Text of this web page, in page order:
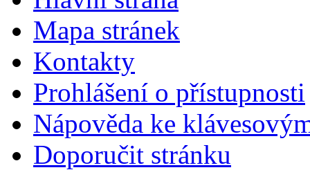
Mapa stránek
Kontakty
Prohlášení o přístupnosti
Nápověda ke
Doporučit stránku